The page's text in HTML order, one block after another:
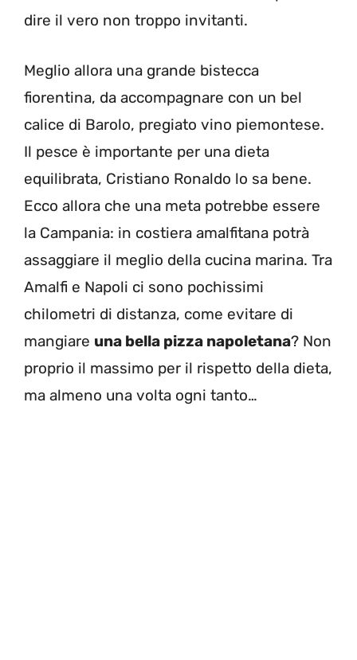
dire il vero non troppo invitanti.
Meglio allora una grande bistecca
fiorentina, da accompagnare con un bel
calice di Barolo, pregiato vino piemontese.
Il pesce è importante per una dieta
equilibrata, Cristiano Ronaldo lo sa bene.
Ecco allora che una meta potrebbe essere
la Campania: in costiera amalfitana potrà
assaggiare il meglio della cucina marina. Tra
Amalfi e Napoli ci sono pochissimi
chilometri di distanza, come evitare di
mangiare una bella pizza napoletana? Non
proprio il massimo per il rispetto della dieta,
ma almeno una volta ogni tanto…